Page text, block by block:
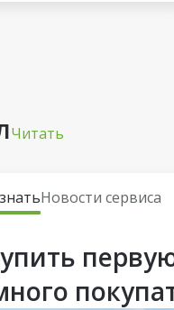
Читать
Новости сервиса